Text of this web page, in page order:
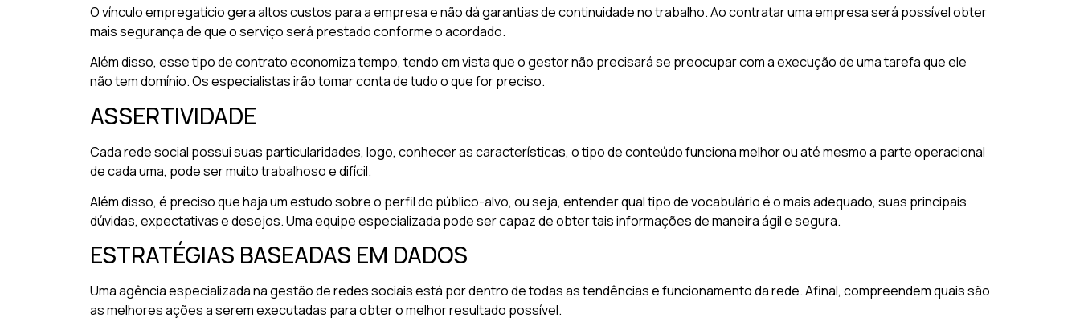
O vínculo empregatício gera altos custos para a empresa e não dá garantias de continuidade no trabalho. Ao contratar uma empresa será possível obter
mais segurança de que o serviço será prestado conforme o acordado.
Além disso, esse tipo de contrato economiza tempo, tendo em vista que o gestor não precisará se preocupar com a execução de uma tarefa que ele
não tem domínio. Os especialistas irão tomar conta de tudo o que for preciso.
ASSERTIVIDADE
Cada rede social possui suas particularidades, logo, conhecer as características, o tipo de conteúdo funciona melhor ou até mesmo a parte operacional
de cada uma, pode ser muito trabalhoso e difícil.
Além disso, é preciso que haja um estudo sobre o perfil do público-alvo, ou seja, entender qual tipo de vocabulário é o mais adequado, suas principais
dúvidas, expectativas e desejos. Uma equipe especializada pode ser capaz de obter tais informações de maneira ágil e segura.
ESTRATÉGIAS BASEADAS EM DADOS
Uma agência especializada na gestão de redes sociais está por dentro de todas as tendências e funcionamento da rede. Afinal, compreendem quais são
as melhores ações a serem executadas para obter o melhor resultado possível.